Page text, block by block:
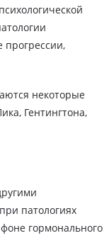
прогрессии,
некоторые
Гентингтона,
патологиях
гормонального